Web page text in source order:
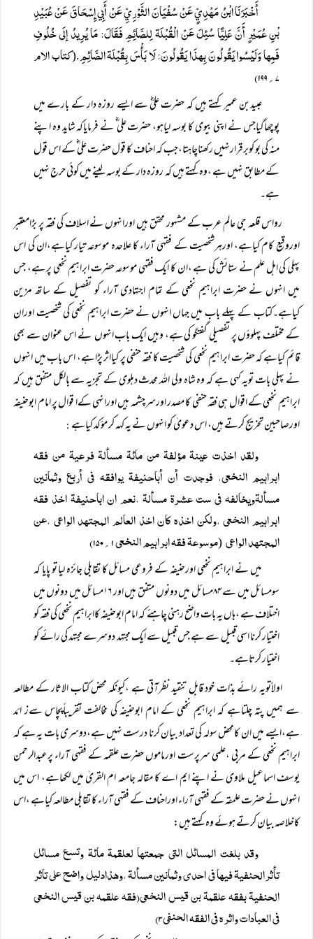
أَخْبَرَنَا ابْنُ مَہْدِيٍّ عَنْ سُفْيَانَ الثَّوْرِيِّ عَنْ أَبِي إِسْحَاقَ عَنْ عُبَيْدِ
بْنِ عُمَيْرٍ أَنَّ عَلِيًّا سُئِلَ عَنْ الْقُبْلَۃ لِلصَّائِمِ فَقَالَ: مَا يُرِيدُ إلَی خُلُوفِ
فَمِہا وَلَيْسُوا يَقُولُونَ بِہذَا يَقُولُونَ: لَا بَأْسَ بِقُبْلَۃ الصَّائِمِ.(کتاب الام
۷؍۱۹۹)
عبیدبن عمیر کہتے ہیں کہ حضرت علیؓ سے ایسے روزہ دار کے بارے میں
پوچھاگیاجس نے اپنی بیوی کا بوسہ لیاہو، حضرت علی ؓ نے فرمایاکہ شاید وہ اپنے
منہ کی بو کوبرقرارنہیں رکھناچاہتا،جب کہ احناف کا قول حضرت علی ؓ کے اس قول
کے مطابق نہیں ہے ،وہ کہتے ہیں کہ روزہ دار کے بوسہ لینے میں کوئی حرج نہیں
ہے۔
رواس قلعہ جی عالم عرب کے مشہور محقق ہیں اورانہوں نے اسلاف کی فقہ پر بڑامعتبر
اوروقیع کام کیاہے، اورہرشخصیت کے فقہی آراء کا علاحدہ موسوعہ تیار کیاہے،ان کی اس
پہلی کی اہل علم نے ستائش کی ہے ،ان کا ایک فقہی موسوعہ حضرت ابراہیم نخعی پر ہے، جس
میں انہوں نے حضرت ابراہیم نخعی کے تمام اجتہادی آراء کو تفصیل کے ساتھ مزین
کیاہے۔کتاب کے پہلے باب میں جہاں انہوں نے حضرت ابراہیم نخعی کی شخصیت اوران
کے مختلف پہلوؤں پر تفصیلی گفتگو کی ہے، وہیں ایک باب انہوں نے اس عنوان سے بھی
قائم کیاہے کہ حضرت ابراہیم نخعی کی شخصیت کا فقہ حنفی پر کیااثر پڑاہے، اس باب میں انہوں
نے پہلی بات تویہ کہی ہے کہ وہ شاہ ولی اللہ محدث دہلوی کے تجزیہ سے بالکل متفق ہیں کہ
ابراہیم نخعی کے اقوال ہی فقہ حنفی کا مصدر اورسرچشمہ ہیں اورانہی کےا قوال پر امام ابوحنیفہ
اورصاحبین تخریج کرتے ہیں، اس دعویٰ کو انہوں نے یہ کہہ کر مؤکد کیاہے :
ولقد اخذت عینۃ مؤلفۃ من مائۃ مسألۃ فرعیۃ من فقہ
ابراہیم النخعی، فوجدت أن أباحنیفۃ یوافقہ فی أربع وثمانین
مسألۃویخالفہ فی ست عشرۃ مسألۃ ،نعم ان اباحنیفۃ اخذ فقہ
ابراہیم النخعی ،ولکن اخذہ کان اخذ العالم المجتھد الواعی ،عن
المجتھد الواعی(موسوعۃ فقہ ابراہیم النخعی ۱؍۱۵۰)
میں نے ابراہیم نخعی اورحنیفہ کے فروعی مسائل کا تقابلی جائزہ لیا تو پایا کہ
سومسائل میں سے ۸۴مسائل میں دونوں متفق ہیں اور ۱۶مسائل میں دونوں میں
اختلاف ہے ،ہاں یہ بات واضح رہنی چاہئے کہ امام ابوحنیفہ کاابراہیم نخعی کی فقہ کو
اختیار کرنا اسی قبیل سے ہے جس قبیل سے ایک مجتہد دوسرے مجتہد کی رائے کو
اختیار کرتاہے۔
اولاًتویہ رائے بذات خود قابل تنقید نظرآتی ہے ،کیونکہ محض کتاب الاثار کے مطالعہ
سے ہمیں پتہ چلتاہے کہ ابراہیم نخعی کے امام ابوحنیفہ کی مخالفت تقریباًپچاس سےز ائد
ہے،ایسے میں ان کامحض سولہ کی تعداد بیان کرنا درست نہیں ہے،دوسری بات یہ ہے کہ
ابراہیم نخعی کے مربی ،علمی سرپرست اورماموں حضرت علقمہ کے فقہی آراء پرعبدالرحمن
یوسف اسماعیل ملاوی نے اپنے ایم اے کا مقالہ جامعہ ام القریٰ میں لکھاہے، اس میں
انہوں نے حضرت علمقہ کے فقہی آراء اوراحناف کے فقہی آراء کا تقابلی مطالعہ کیاہے ،اس
کاخلاصہ بیان کرتے ہوئے وہ کہتے ہیں:
وقد بلغت المسائل التی جمعتھا لعلقمۃ مائۃ وتسع مسائل
تأثرالحنفیۃ فیہا فی احدی وثمانین مسألۃ ،وھذادلیل واضح علی تاثر
الحنفیۃ بفقہ علقمۃ بن قیس النخعی(فقہ علقمہ بن قیس النخعی
فی العبادات واثرہ فی الفقہ الحنفی۳)